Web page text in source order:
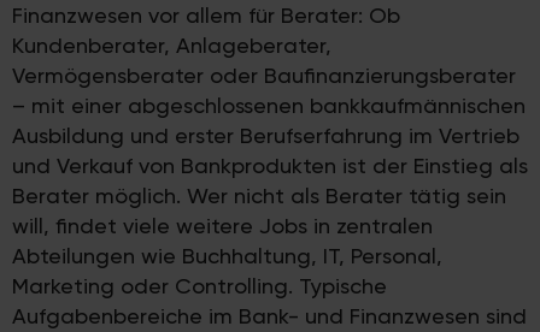
Finanzwesen vor allem für Berater: Ob
Kundenberater, Anlageberater,
Vermögensberater oder Baufinanzierungsberater
– mit einer abgeschlossenen bankkaufmännischen
Ausbildung und erster Berufserfahrung im Vertrieb
und Verkauf von Bankprodukten ist der Einstieg als
Berater möglich. Wer nicht als Berater tätig sein
will, findet viele weitere Jobs in zentralen
Abteilungen wie Buchhaltung, IT, Personal,
Marketing oder Controlling. Typische
Aufgabenbereiche im Bank- und Finanzwesen sind